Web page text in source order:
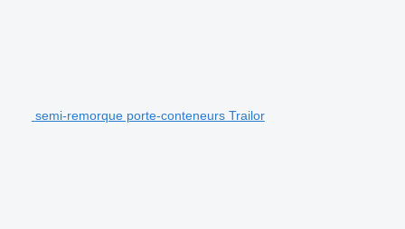
semi-remorque porte-conteneurs Trailor